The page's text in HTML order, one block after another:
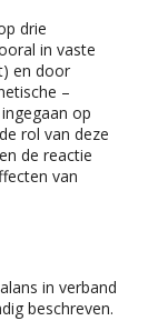
drie
in vaste
en door
–
op
rol van deze
de reactie
van
in verband
beschreven.